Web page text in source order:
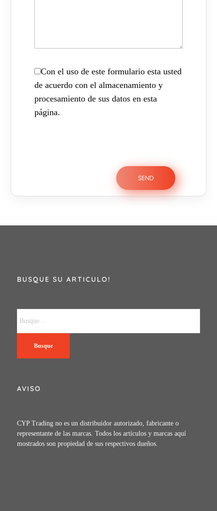
Con el uso de este formulario esta usted
de acuerdo con el almacenamiento y
procesamiento de sus datos en esta
página.
BUSQUE SU ARTICULO!
Busque
AVISO
CYP Trading no es un distribuidor autorizado, fabricante o
representante de las marcas. Todos los artículos y marcas aquí
mostrados son propiedad de sus respectivos dueños.